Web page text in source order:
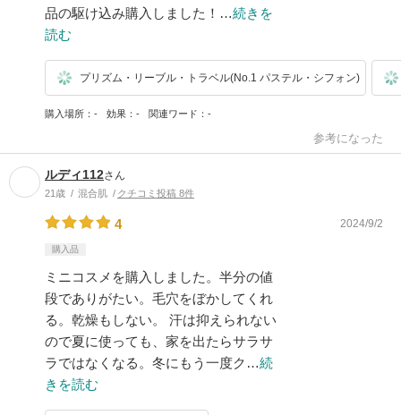
品の駆け込み購入しました！…続きを
読む
プリズム・リーブル・トラベル(No.1 パステル・シフォン)
購入場所 - 効果 - 関連ワード -
参考になった
ルディ112さん
21歳 混合肌 クチコミ投稿 8件
4 2024/9/2
購入品
ミニコスメを購入しました。半分の値
段でありがたい。毛穴をぼかしてくれ
る。乾燥もしない。 汗は抑えられない
ので夏に使っても、家を出たらサラサ
ラではなくなる。冬にもう一度ク…続
きを読む